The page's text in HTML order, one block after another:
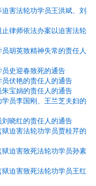
害法轮功学员王洪斌、刘
律师依法办案以迫害法轮
胡英致精神失常的责任人
史迎春致死的通告
伏艳的责任人的通告
宝娟的责任人的通告
员李国刚、王兰芝夫妇的
晓红的责任人的通告
迫害法轮功学员贾桂芹的
迫害致死法轮功学员孙素
迫害致死法轮功学员王红